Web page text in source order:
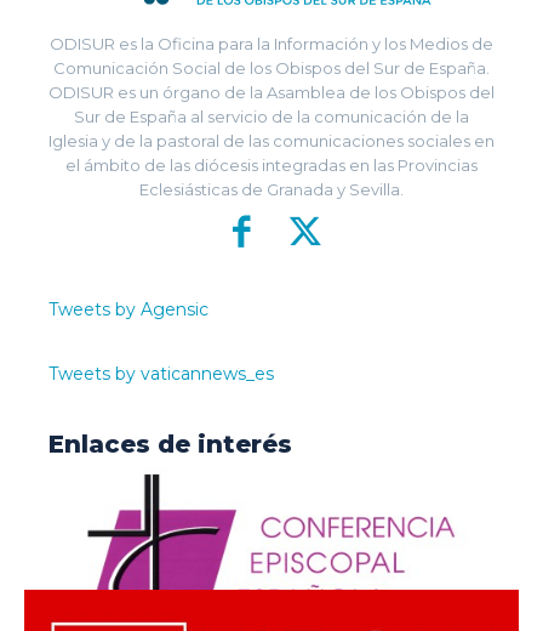
ODISUR es la Oficina para la Información y los Medios de
Comunicación Social de los Obispos del Sur de España.
ODISUR es un órgano de la Asamblea de los Obispos del
Sur de España al servicio de la comunicación de la
Iglesia y de la pastoral de las comunicaciones sociales en
el ámbito de las diócesis integradas en las Provincias
Eclesiásticas de Granada y Sevilla.
Tweets by Agensic
Tweets by vaticannews_es
Enlaces de interés